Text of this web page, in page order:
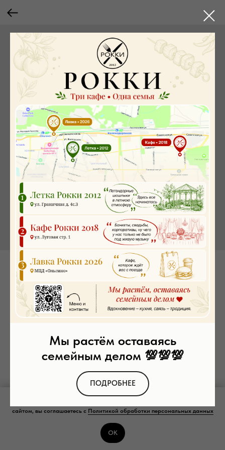
Салат Столичный
SKU:00031
550 р.
Куриное филе, картофель, огурцы маринованные, огурцы свежие, яйцо
куриное, горох, майонез, специи
сайтом, вы соглашаетесь с Политикой обработки персональных данных
ОК
Мы растём оставаясь
семейным делом 💯💯💯
ПОДРОБНЕЕ